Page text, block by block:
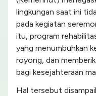
lingkungan saat ini
pada kegiatan
itu, program
yang menumbuhkan
royong, dan
bagi kesejahteraan
Hal tersebut